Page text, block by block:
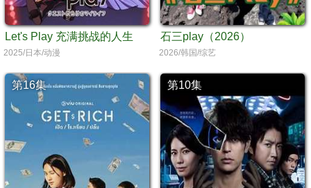
Let's Play 充满挑战的人生
2025/日本/动漫
石三play（2026）
2026/韩国/综艺
第16集 第10集